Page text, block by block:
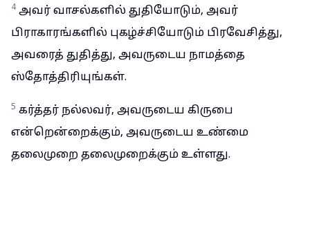
4 அவர் வாசல்களில் துதியோடும், அவர்
பிராகாரங்களில் புகழ்ச்சியோடும் பிரவேசித்து,
அவரைத் துதித்து, அவருடைய நாமத்தை
ஸ்தோத்திரியுங்கள்.
5 கர்த்தர் நல்லவர், அவருடைய கிருபை
என்றென்றைக்கும், அவருடைய உண்மை
தலைமுறை தலைமுறைக்கும் உள்ளது.